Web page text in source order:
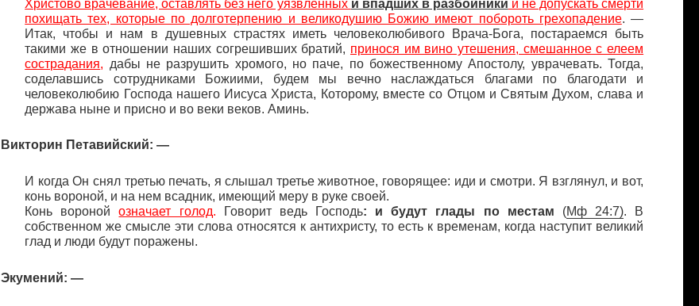
Христово врачевание, оставлять без него уязвленных и впадших в разбойники и не допускать смерти
похищать тех, которые по долготерпению и великодушию Божию имеют побороть грехопадение. —
Итак, чтобы и нам в душевных страстях иметь человеколюбивого Врача-Бога, постараемся быть
такими же в отношении наших согрешивших братий, принося им вино утешения, смешанное с елеем
сострадания, дабы не разрушить хромого, но паче, по божественному Апостолу, уврачевать. Тогда,
соделавшись сотрудниками Божиими, будем мы вечно наслаждаться благами по благодати и
человеколюбию Господа нашего Иисуса Христа, Которому, вместе со Отцом и Святым Духом, слава и
держава ныне и присно и во веки веков. Аминь.
Викторин Петавийский: —
И когда Он снял третью печать, я слышал третье животное, говорящее: иди и смотри. Я взглянул, и вот,
конь вороной, и на нем всадник, имеющий меру в руке своей.
Конь воронойозначает голод. Говорит ведь Господь: и будут глады по местам (Мф24:7). В
собственном же смысле эти слова относятся к антихристу, то есть к временам, когда наступит великий
глад и люди будут поражены.
Экумений: —